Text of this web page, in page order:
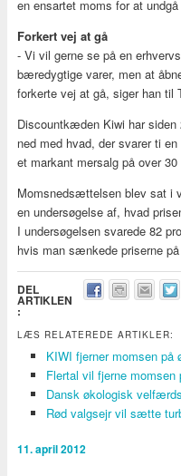
en ensartet moms for at
Forkert vej at gå
- Vi vil gerne se på en
bæredygtige varer, men at
forkerte vej at gå, siger han til
Discountkæden Kiwi har siden
ned med hvad, der svarer ti
et markant mersalg på over
Momsnedsættelsen blev sat i
en undersøgelse af, hvad
I undersøgelsen svarede 82
hvis man sænkede priserne
DEL
ARTIKLEN
:
LÆS RELATEREDE ARTIKLER:
KIWI fjerner momsen på
Flertal vil fjerne momsen
Dansk økologisk
Rød valgsejr vil sætte
11. april 2012